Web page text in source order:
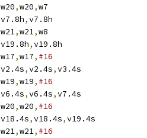
	eor	w20
,w20,w7
	rev32	v7.8h
,v7.8h
	eor	w21
,w21,w8
	rev32	v19.8h
,v19.8h
	ror	w17
,w17, #16
	add	v2.4s
,v2.4s,v3.4s
	ror	w19
,w19, #16
	add	v6.4s
,v6.4s,v7.4s
	ror	w20
,w20, #16
	add	v18.4s
,v18.4s,v19.4s
	ror	w21
,w21, #16